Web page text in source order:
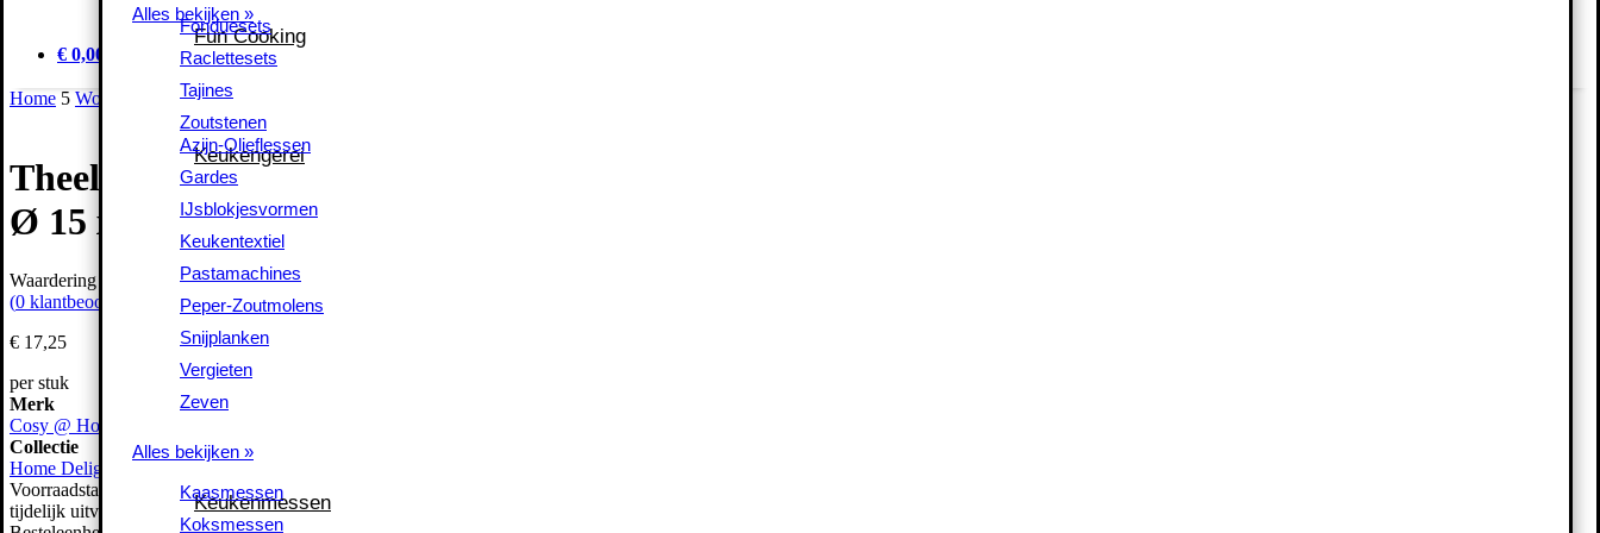
Alles bekijken »
Fun Cooking
Fonduesets
Raclettesets
Tajines
Zoutstenen
Keukengerei
Azijn-Olieflessen
Gardes
IJsblokjesvormen
Keukentextiel
Pastamachines
Peper-Zoutmolens
Snijplanken
Vergieten
Zeven
Alles bekijken »
Keukenmessen
Kaasmessen
Koksmessen
Alles bekijken »
Fun Cooking
Fonduesets
Raclettesets
Tajines
Zoutstenen
Keukengerei
Azijn-Olieflessen
Gardes
IJsblokjesvormen
Keukentextiel
Pastamachines
Peper-Zoutmolens
Snijplanken
Vergieten
Zeven
Alles bekijken »
Keukenmessen
Kaasmessen
Koksmessen
€ 0,00
Home 5 Wonen Woonaccessoires
Theelichthouder Heart Rood
Ø 15 x 15 cm
Waardering
(0 klantbeoordelingen)
€ 17,25
per stuk
Merk
Cosy @ Home
Collectie
Home Delight
Voorraadstatus
tijdelijk uitverkocht